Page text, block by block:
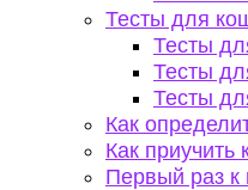
Тесты для
Тесты
Тесты
Тесты
Как
Как приучить
Первый раз к